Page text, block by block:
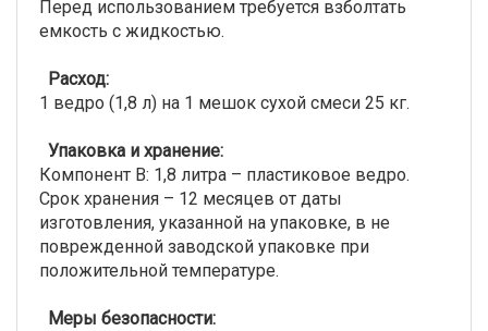
Перед использованием требуется взболтать
емкость с жидкостью.
Расход:
1 ведро (1,8 л) на 1 мешок сухой смеси 25 кг.
Упаковка и хранение:
Компонент В: 1,8 литра – пластиковое ведро.
Срок хранения – 12 месяцев от даты
изготовления, указанной на упаковке, в не
поврежденной заводской упаковке при
положительной температуре.
Меры безопасности: